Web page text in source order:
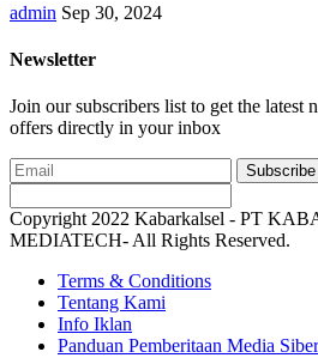
admin Sep 30, 2024
Newsletter
Join our subscribers list to get the latest
offers directly in your inbox
Subscribe
Copyright 2022 Kabarkalsel - PT
MEDIATECH- All Rights Reserved.
Terms & Conditions
Tentang Kami
Info Iklan
Panduan Pemberitaan Media Siber